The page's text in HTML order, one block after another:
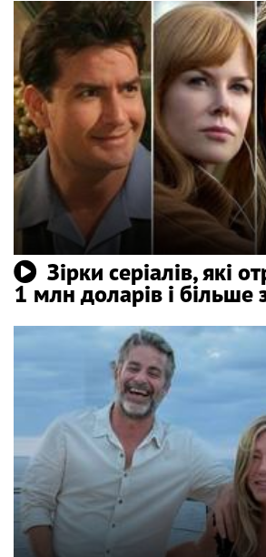
Зірки серіалів, які
1 млн доларів і більше